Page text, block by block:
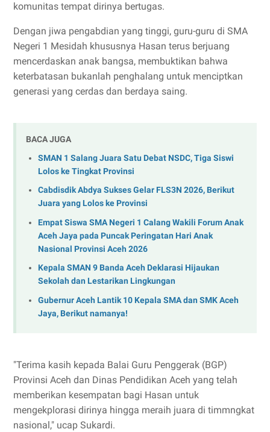
komunitas tempat dirinya bertugas.
Dengan jiwa pengabdian yang tinggi, guru-guru di SMA
Negeri 1 Mesidah khususnya Hasan terus berjuang
mencerdaskan anak bangsa, membuktikan bahwa
keterbatasan bukanlah penghalang untuk menciptkan
generasi yang cerdas dan berdaya saing.
BACA JUGA
SMAN 1 Salang Juara Satu Debat NSDC, Tiga Siswi
Lolos ke Tingkat Provinsi
Cabdisdik Abdya Sukses Gelar FLS3N 2026, Berikut
Juara yang Lolos ke Provinsi
Empat Siswa SMA Negeri 1 Calang Wakili Forum Anak
Aceh Jaya pada Puncak Peringatan Hari Anak
Nasional Provinsi Aceh 2026
Kepala SMAN 9 Banda Aceh Deklarasi Hijaukan
Sekolah dan Lestarikan Lingkungan
Gubernur Aceh Lantik 10 Kepala SMA dan SMK Aceh
Jaya, Berikut namanya!
"Terima kasih kepada Balai Guru Penggerak (BGP)
Provinsi Aceh dan Dinas Pendidikan Aceh yang telah
memberikan kesempatan bagi Hasan untuk
mengekplorasi dirinya hingga meraih juara di timmngkat
nasional," ucap Sukardi.